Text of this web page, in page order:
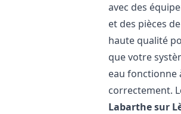
avec des
et des pièces
haute qualité
que votre
eau fonctionne
correctement.
Labarthe sur